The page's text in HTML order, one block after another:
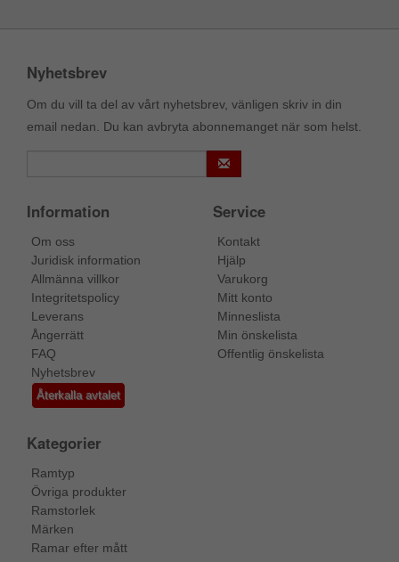
Nyhetsbrev
Om du vill ta del av vårt nyhetsbrev, vänligen skriv in din
email nedan. Du kan avbryta abonnemanget när som helst.
Information
Om oss
Juridisk information
Allmänna villkor
Integritetspolicy
Leverans
Ångerrätt
FAQ
Nyhetsbrev
Återkalla avtalet
Service
Kontakt
Hjälp
Varukorg
Mitt konto
Minneslista
Min önskelista
Offentlig önskelista
Kategorier
Ramtyp
Övriga produkter
Ramstorlek
Märken
Ramar efter mått